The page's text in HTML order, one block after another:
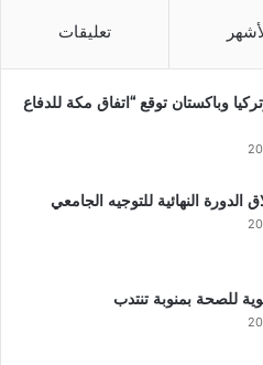
تعليقات
وباكستان توقع “اتفاق مكة للدفاع
الدورة النهائية للتوجيه الجامعي
للصحة بمنوبة تنتدب